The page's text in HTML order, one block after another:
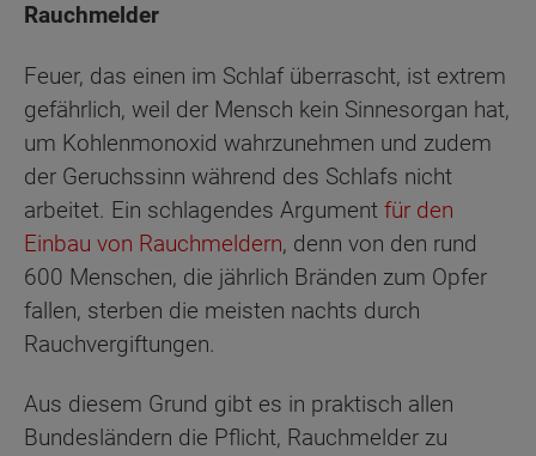
Rauchmelder
Feuer, das einen im Schlaf überrascht, ist extrem
gefährlich, weil der Mensch kein Sinnesorgan hat,
um Kohlenmonoxid wahrzunehmen und zudem
der Geruchssinn während des Schlafs nicht
arbeitet. Ein schlagendes Argument für den
Einbau von Rauchmeldern, denn von den rund
600 Menschen, die jährlich Bränden zum Opfer
fallen, sterben die meisten nachts durch
Rauchvergiftungen.
Aus diesem Grund gibt es in praktisch allen
Bundesländern die Pflicht, Rauchmelder zu